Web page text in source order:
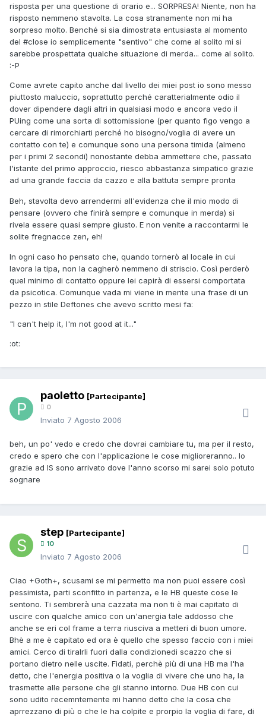
risposta per una questione di orario e... SORPRESA! Niente, non ha
risposto nemmeno stavolta. La cosa stranamente non mi ha
sorpreso molto. Benché si sia dimostrata entusiasta al momento
del #close io semplicemente "sentivo" che come al solito mi si
sarebbe prospettata qualche situazione di merda... come al solito.
:-P
Come avrete capito anche dal livello dei miei post io sono messo
piuttosto maluccio, soprattutto perché caratterialmente odio il
dover dipendere dagli altri in qualsiasi modo e ancora vedo il
PUing come una sorta di sottomissione (per quanto figo vengo a
cercare di rimorchiarti perché ho bisogno/voglia di avere un
contatto con te) e comunque sono una persona timida (almeno
per i primi 2 secondi) nonostante debba ammettere che, passato
l'istante del primo approccio, riesco abbastanza simpatico grazie
ad una grande faccia da cazzo e alla battuta sempre pronta
Beh, stavolta devo arrendermi all'evidenza che il mio modo di
pensare (ovvero che finirà sempre e comunque in merda) si
rivela essere quasi sempre giusto. E non venite a raccontarmi le
solite fregnacce zen, eh!
In ogni caso ho pensato che, quando tornerò al locale in cui
lavora la tipa, non la cagherò nemmeno di striscio. Così perderò
quel minimo di contatto oppure lei capirà di essersi comportata
da psicotica. Comunque vada mi viene in mente una frase di un
pezzo in stile Deftones che avevo scritto mesi fa:
"I can't help it, I'm not good at it..."
:ot:
paoletto [Partecipante]
0
Inviato 7 Agosto 2006
beh, un po' vedo e credo che dovrai cambiare tu, ma per il resto,
credo e spero che con l'applicazione le cose miglioreranno.. Io
grazie ad IS sono arrivato dove l'anno scorso mi sarei solo potuto
sognare
step [Partecipante]
10
Inviato 7 Agosto 2006
Ciao +Goth+, scusami se mi permetto ma non puoi essere così
pessimista, parti sconfitto in partenza, e le HB queste cose le
sentono. Ti sembrerà una cazzata ma non ti è mai capitato di
uscire con qualche amico con un'anergia tale addosso che
anche se eri col frame a terra riusciva a metteri di buon umore.
Bhè a me è capitato ed ora è quello che spesso faccio con i miei
amici. Cerco di tiralrli fuori dalla condizionedi scazzo che si
portano dietro nelle uscite. Fidati, perchè più di una HB ma l'ha
detto, che l'energia positiva o la voglia di vivere che uno ha, la
trasmette alle persone che gli stanno intorno. Due HB con cui
sono udito recemntemente mi hanno detto che la cosa che
aprrezzano di più o che le ha colpite e prorpio la voglia di fare, di